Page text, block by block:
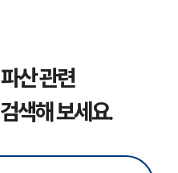
신동향
보
식인
기
산 관련
색해 보세요.